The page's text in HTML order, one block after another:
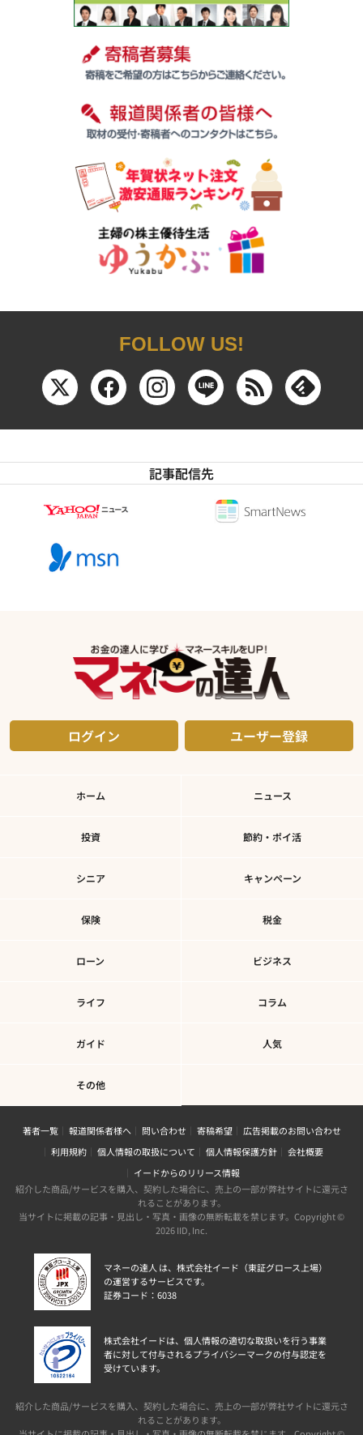
FOLLOW US!
記事配信先
ログイン ユーザー登録
ホーム ニュース
投資 節約・ポイ活
シニア キャンペーン
保険 税金
ローン ビジネス
ライフ コラム
ガイド 人気
その他
著者一覧 報道関係者様へ 問い合わせ 寄稿希望
広告掲載のお問い合わせ
利用規約
個人情報の取扱について 個人情報保護方針
会社概要
イードからのリリース情報
紹介した商品/サービスを購入、契約した場合に、売上の一部が弊社サイトに還元さ
れることがあります。
当サイトに掲載の記事・見出し・写真・画像の無断転載を禁じます。Copyright ©
2026 IID, Inc.
マネーの達人 は、株式会社イード（東証グロース上場）
の運営するサービスです。
証券コード：6038
株式会社イードは、個人情報の適切な取扱いを行う事業
者に対して付与されるプライバシーマークの付与認定を
受けています。
紹介した商品/サービスを購入、契約した場合に、売上の一部が弊社サイトに還元さ
れることがあります。